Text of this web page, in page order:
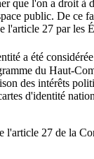
que l'on a droit à
public. De ce
l'article 27 par les
a été
du Haut-
des intérêts
d'identité
l'article 27 de la